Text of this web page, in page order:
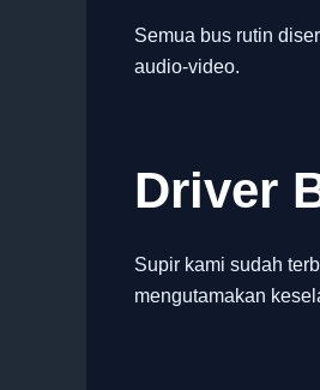
Semua bus rutin
audio-video.
Driver
Supir kami sudah
mengutamakan